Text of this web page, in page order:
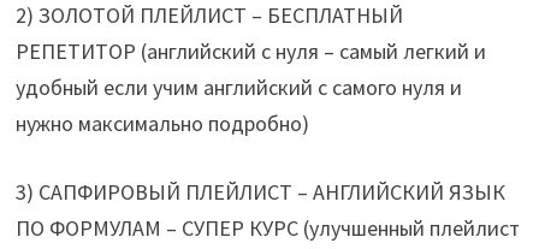
2) ЗОЛОТОЙ ПЛЕЙЛИСТ – БЕСПЛАТНЫЙ
РЕПЕТИТОР (английский с нуля – самый легкий и
удобный если учим английский с самого нуля и
нужно максимально подробно)
3) САПФИРОВЫЙ ПЛЕЙЛИСТ – АНГЛИЙСКИЙ ЯЗЫК
ПО ФОРМУЛАМ – СУПЕР КУРС (улучшенный плейлист